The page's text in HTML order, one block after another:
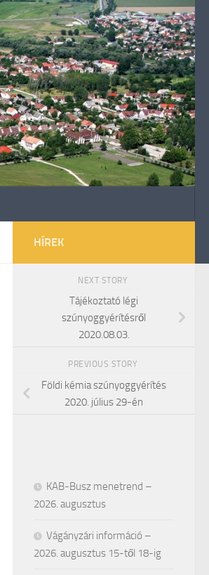
HÍREK
NEXT STORY
Tájékoztató légi
szúnyoggyérítésről
2020.08.03.
PREVIOUS STORY
Földi kémia szúnyoggyérítés
2020. július 29-én
KAB-Busz menetrend –
2026. augusztus
Vágányzári információ –
2026. augusztus 15-től 18-ig